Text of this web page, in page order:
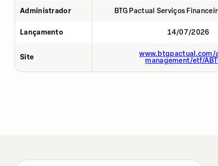
Administrador BTG Pactual Serviços
Lançamento 14/07/2026
Site
www.btgpactual.com/
management/etf/